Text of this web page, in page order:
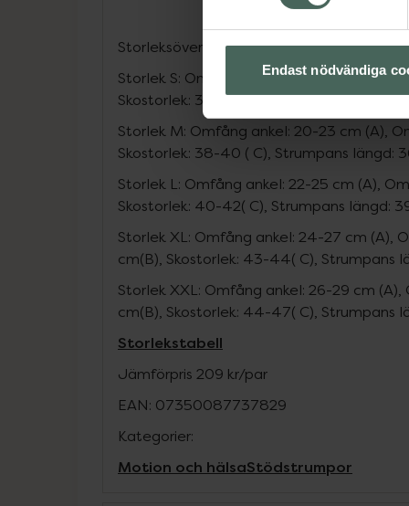
Endast nödvändiga
Storleksöversikt:
Storlek S: Omfång ankel: 18-21 cm (A),
Skostorlek: 36-38 ( C), Strumpans längd:
Storlek M: Omfång ankel: 20-23 cm (A),
Skostorlek: 38-40 ( C), Strumpans längd:
Storlek L: Omfång ankel: 22-25 cm (A),
Skostorlek: 40-42( C), Strumpans längd:
Storlek XL: Omfång ankel: 24-27 cm (A),
cm(B), Skostorlek: 43-44( C), Strumpans
Storlek XXL: Omfång ankel: 26-29 cm
cm(B), Skostorlek: 44-47( C), Strumpans
Storlekstabell
Jämförpris 209 kr/par
EAN: 07350087737829
Kategorier:
Motion och hälsaStödstrumpor